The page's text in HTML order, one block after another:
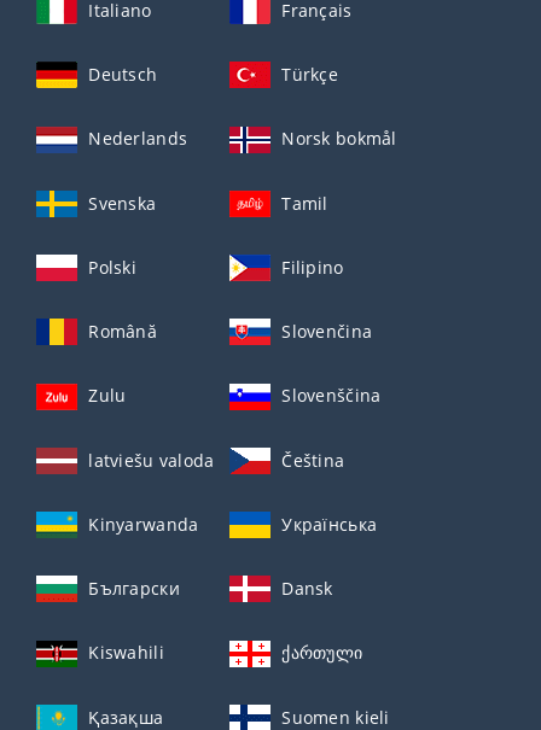
Italiano Français
Deutsch Türkçe
Nederlands Norsk bokmål
Svenska Tamil
Polski Filipino
Română Slovenčina
Zulu Slovenščina
latviešu valoda Čeština
Kinyarwanda Українська
Български Dansk
Kiswahili ქართული
Қазақша Suomen kieli